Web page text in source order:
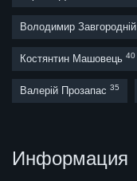
Володимир Завгородній
Костянтин Машовець 40
Валерій Прозапас 35
Информация